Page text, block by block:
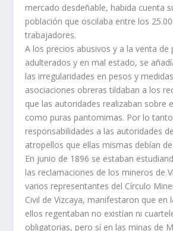
mercado desdeñable, habida cuenta
población que oscilaba entre los
trabajadores.
A los precios abusivos y a la venta de
adulterados y en mal estado, se
las irregularidades en pesos y
asociaciones obreras tildaban a los
que las autoridades realizaban sobre
como puras pantomimas. Por lo
responsabilidades a las autoridades
atropellos que ellas mismas debí­an
En junio de 1896 se estaban
las reclamaciones de los mineros de
varios representantes del Cí­rculo
Civil de Vizcaya, manifestaron que en
ellos regentaban no existí­an ni
obligatorias, pero sí­ en las minas de